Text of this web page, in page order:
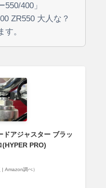
550/400」
ZR550 大人な？
す。
ドアジャスター ブラッ
PRO)
Amazon調べ）